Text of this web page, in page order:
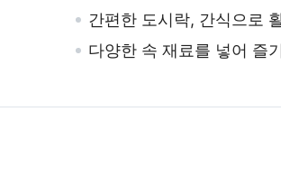
간편한 도시락, 간식으로
다양한 속 재료를 넣어 즐